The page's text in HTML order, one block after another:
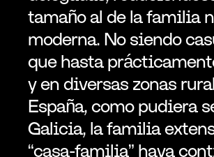
tamaño al de la familia
moderna. No siendo
que hasta
y en diversas zonas
España, como pudiera
Galicia, la familia
“casa-familia” haya